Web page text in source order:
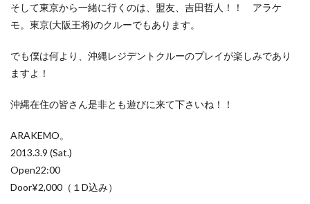
そして東京から一緒に行くのは、盟友、吉田哲人！！ アラケ
モ。東京(大阪王将)のクルーでもあります。
でも僕は何より、沖縄レジデントクルーのプレイが楽しみであり
ますよ！
沖縄在住の皆さん是非とも遊びに来て下さいね！！
ARAKEMO。
2013.3.9 (Sat.)
Open22:00
Door¥2,000（１D込み）